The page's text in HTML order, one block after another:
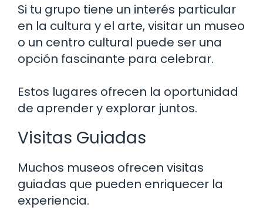
Si tu grupo tiene un interés particular
en la cultura y el arte, visitar un museo
o un centro cultural puede ser una
opción fascinante para celebrar.
Estos lugares ofrecen la oportunidad
de aprender y explorar juntos.
Visitas Guiadas
Muchos museos ofrecen visitas
guiadas que pueden enriquecer la
experiencia.